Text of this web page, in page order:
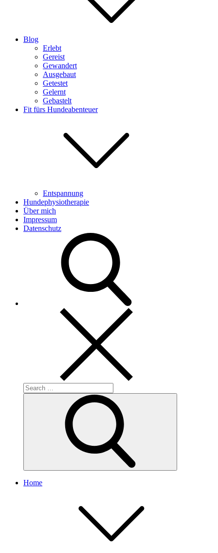
Blog
Erlebt
Gereist
Gewandert
Ausgebaut
Getestet
Gelernt
Gebastelt
Fit fürs Hundeabenteuer
Entspannung
Hundephysiotherapie
Über mich
Impressum
Datenschutz
Search
for:
Home